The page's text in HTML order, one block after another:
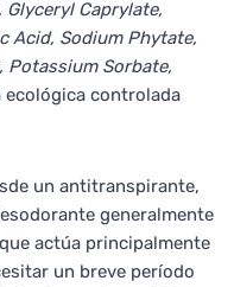
Glyceryl Caprylate,
Acid, Sodium Phytate,
Potassium Sorbate,
controlada
un antitranspirante,
generalmente
actúa principalmente
un breve período